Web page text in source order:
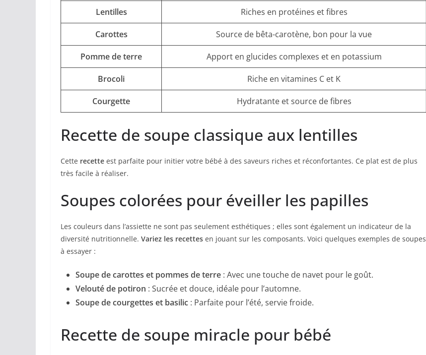
Lentilles Riches en protéines et fibres
Carottes Source de bêta-carotène, bon pour la vue
Pomme de terre Apport en glucides complexes et en potassium
Brocoli Riche en vitamines C et K
Courgette Hydratante et source de fibres
Recette de soupe classique aux lentilles
Cette recette est parfaite pour initier votre bébé à des saveurs riches et réconfortantes. Ce plat est de plus
très facile à réaliser.
Soupes colorées pour éveiller les papilles
Les couleurs dans l’assiette ne sont pas seulement esthétiques ; elles sont également un indicateur de la
diversité nutritionnelle. Variez les recettes en jouant sur les composants. Voici quelques exemples de soupes
à essayer :
Soupe de carottes et pommes de terre : Avec une touche de navet pour le goût.
Velouté de potiron : Sucrée et douce, idéale pour l’automne.
Soupe de courgettes et basilic : Parfaite pour l’été, servie froide.
Recette de soupe miracle pour bébé